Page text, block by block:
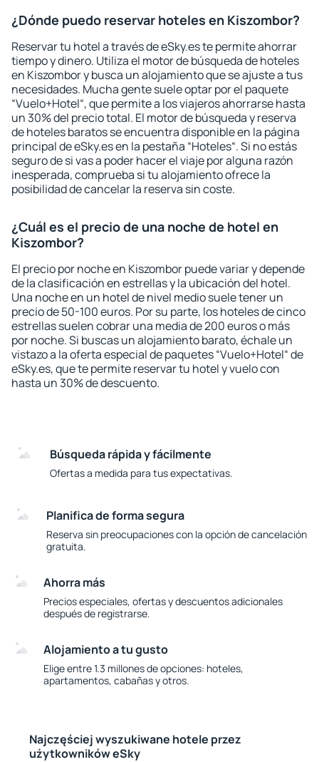
¿Dónde puedo reservar hoteles en Kiszombor?
Reservar tu hotel a través de eSky.es te permite ahorrar
tiempo y dinero. Utiliza el motor de búsqueda de hoteles
en Kiszombor y busca un alojamiento que se ajuste a tus
necesidades. Mucha gente suele optar por el paquete
“Vuelo+Hotel“, que permite a los viajeros ahorrarse hasta
un 30% del precio total. El motor de búsqueda y reserva
de hoteles baratos se encuentra disponible en la página
principal de eSky.es en la pestaña “Hoteles“. Si no estás
seguro de si vas a poder hacer el viaje por alguna razón
inesperada, comprueba si tu alojamiento ofrece la
posibilidad de cancelar la reserva sin coste.
¿Cuál es el precio de una noche de hotel en
Kiszombor?
El precio por noche en Kiszombor puede variar y depende
de la clasificación en estrellas y la ubicación del hotel.
Una noche en un hotel de nivel medio suele tener un
precio de 50-100 euros. Por su parte, los hoteles de cinco
estrellas suelen cobrar una media de 200 euros o más
por noche. Si buscas un alojamiento barato, échale un
vistazo a la oferta especial de paquetes “Vuelo+Hotel“ de
eSky.es, que te permite reservar tu hotel y vuelo con
hasta un 30% de descuento.
Búsqueda rápida y fácilmente
Ofertas a medida para tus expectativas.
Planifica de forma segura
Reserva sin preocupaciones con la opción de cancelación
gratuita.
Ahorra más
Precios especiales, ofertas y descuentos adicionales
después de registrarse.
Alojamiento a tu gusto
Elige entre 1.3 millones de opciones: hoteles,
apartamentos, cabañas y otros.
Najczęściej wyszukiwane hotele przez
użytkowników eSky